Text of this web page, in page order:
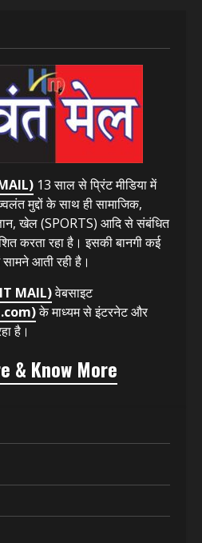
13 साल से प्रिंट मीडिया में
मुद्दों के साथ ही सामाजिक,
खेल (SPORTS) आदि से संबंधित
करता रहा है। इसकी बानगी कई
आती रही है।
MAIL)वेबसाइट
के माध्यम से इंटरनेट और
है।
& Know More